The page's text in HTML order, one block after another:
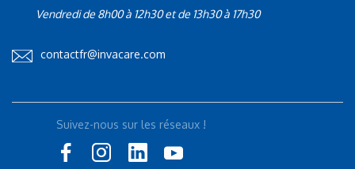
Vendredi de 8h00 à 12h30 et de 13h30 à 17h30
contactfr@invacare.com
Suivez-nous sur les réseaux !